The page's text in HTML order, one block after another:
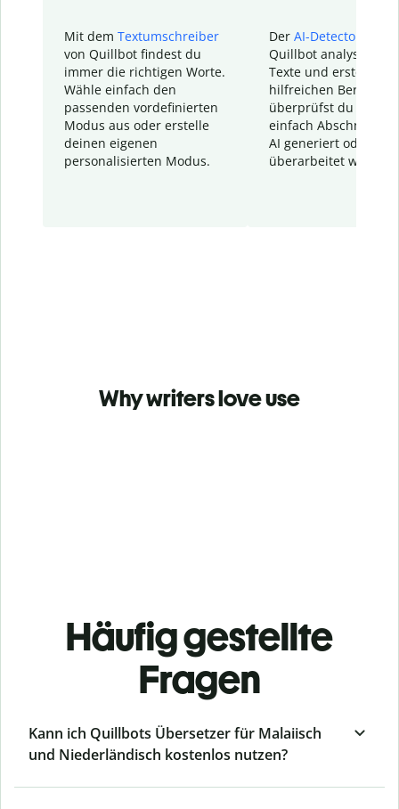
Mit dem Textumschreiber
von Quillbot findest du
immer die richtigen Worte.
Wähle einfach den
passenden vordefinierten
Modus aus oder erstelle
deinen eigenen
personalisierten Modus.
Der AI-Detector
Quillbot analysiert
Texte und erstellt
hilfreichen Bericht.
überprüfst du
einfach Abschnitte,
AI generiert oder
überarbeitet wurden.
Why writers love use
Häufig gestellte
Fragen
Kann ich Quillbots Übersetzer für Malaiisch
und Niederländisch kostenlos nutzen?